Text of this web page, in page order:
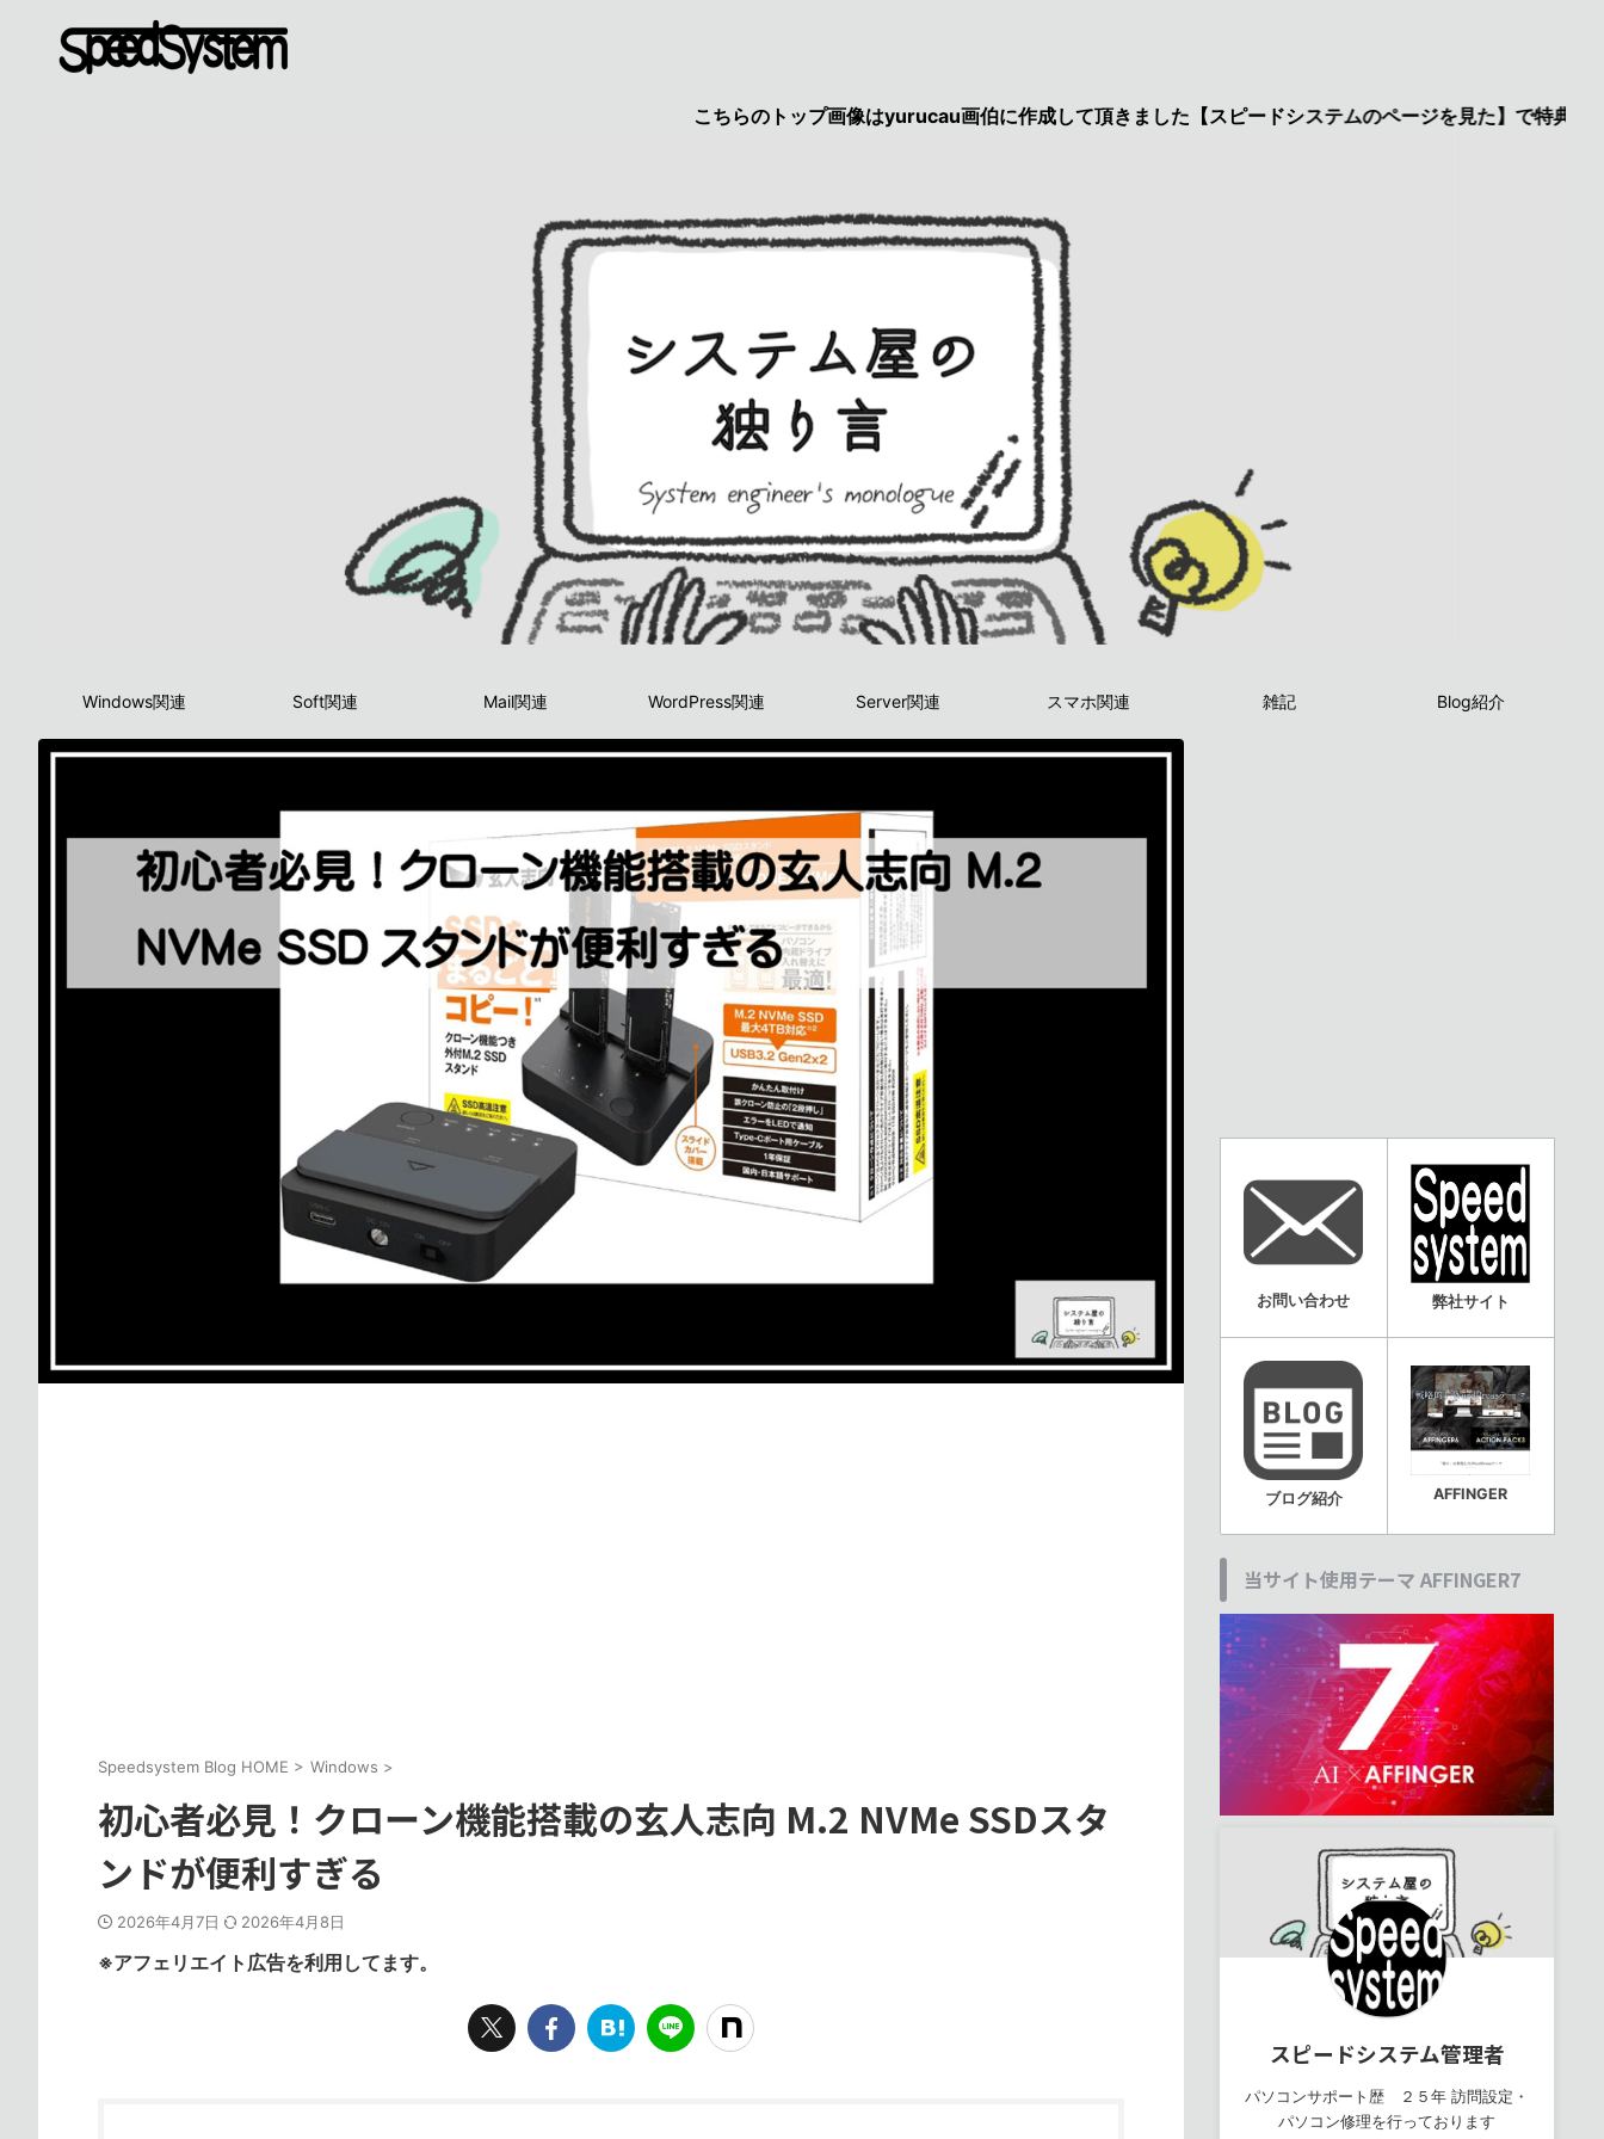
こちらのトップ画像はyurucau画伯に作成して頂きました【スピードシステムのページを見た】で特典あり 興味の
Windows関連 Soft関連 Mail関連 WordPress関連 Server関連 スマホ関連 雑記 Blog紹介
Speedsystem Blog HOME > Windows >
初心者必見！クローン機能搭載の玄人志向 M.2 NVMe SSDスタ
ンドが便利すぎる
2026年4月7日 2026年4月8日
※アフェリエイト広告を利用してます。
お問い合わせ 弊社サイト
ブログ紹介 AFFINGER
当サイト使用テーマ AFFINGER7
スピードシステム管理者
パソコンサポート歴 ２５年 訪問設定・
パソコン修理を行っております